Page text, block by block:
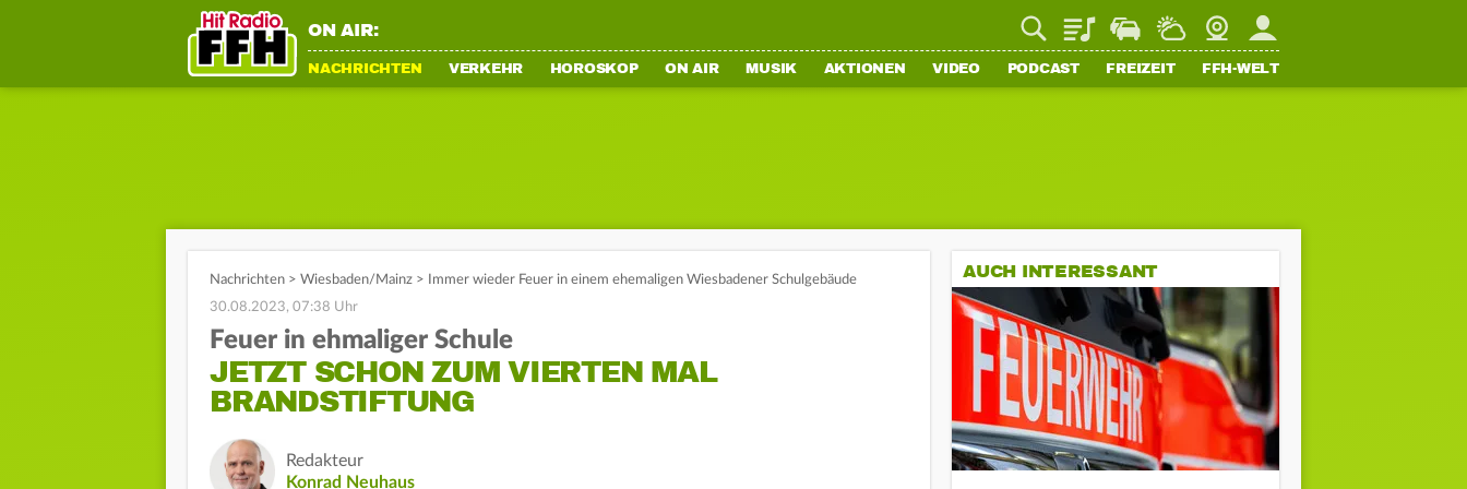
ON AIR: PlaylistStaupilotWetterWebcamMein FFH
NACHRICHTEN VERKEHR HOROSKOP ON AIR MUSIK AKTIONEN VIDEO PODCAST FREIZEIT FFH-WELT
Nachrichten > Wiesbaden/Mainz >
Immer wieder Feuer in einem ehemaligen Wiesbadener Schulgebäude
30.08.2023, 07:38 Uhr
Feuer in ehmaliger Schule
JETZT SCHON ZUM VIERTEN MAL
BRANDSTIFTUNG
Redakteur
Konrad Neuhaus
AUCH INTERESSANT